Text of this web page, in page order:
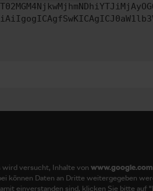
wird versucht, Inhalte von www.google.com
können Daten an Dritte weitergegeben
einverstanden sind, klicken Sie bitte auf